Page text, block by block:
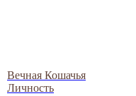
Вечная Кошачья
Личность